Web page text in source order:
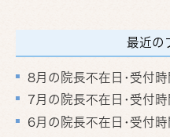
最近の
8月の院長不在日･受付
7月の院長不在日･受付
6月の院長不在日･受付